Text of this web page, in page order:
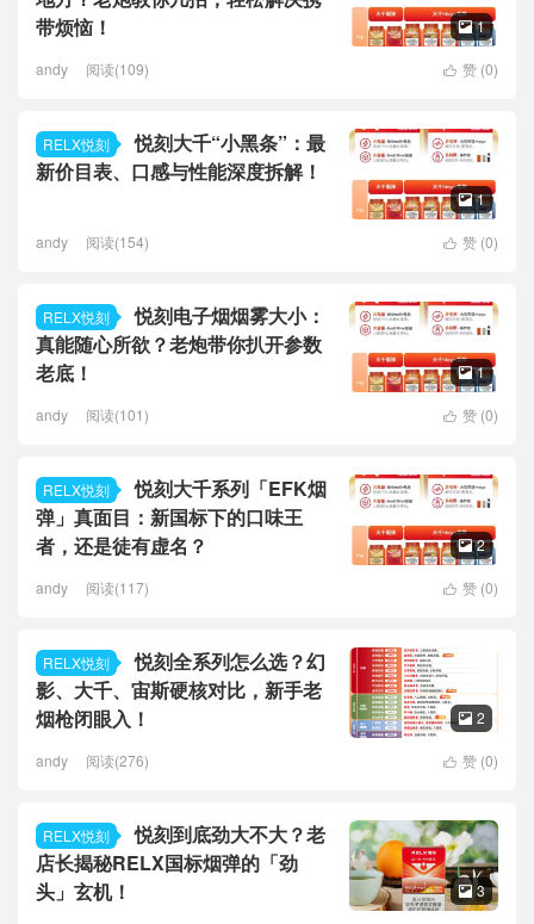
带烦恼！
 1
 赞 (0)
andy 阅读(109)
RELX悦刻
悦刻大千“小黑条”：最
新价目表、口感与性能深度拆解！
 1
 赞 (0)
andy 阅读(154)
RELX悦刻
悦刻电子烟烟雾大小：
真能随心所欲？老炮带你扒开参数
老底！
 1
 赞 (0)
andy 阅读(101)
RELX悦刻
悦刻大千系列「EFK烟
弹」真面目：新国标下的口味王
者，还是徒有虚名？
 2
 赞 (0)
andy 阅读(117)
RELX悦刻
悦刻全系列怎么选？幻
影、大千、宙斯硬核对比，新手老
烟枪闭眼入！
 2
 赞 (0)
andy 阅读(276)
RELX悦刻
悦刻到底劲大不大？老
店长揭秘RELX国标烟弹的「劲
头」玄机！
 3